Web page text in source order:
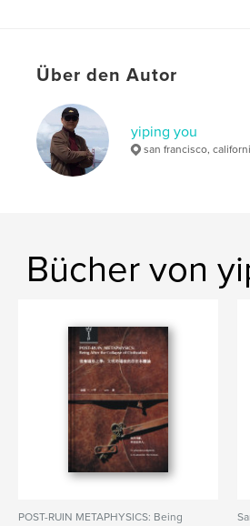
Über den Autor
yiping you
san francisco,
Bücher von
POST-RUIN METAPHYSICS: Being